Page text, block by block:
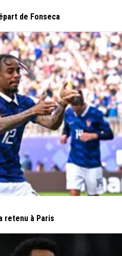
de Fonseca
retenu à Paris